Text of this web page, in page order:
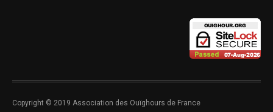
Copyright © 2019 Association des Ouïghours de France